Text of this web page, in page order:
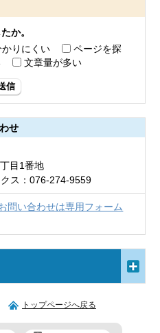
か。
かりにくい
ページを探
文章量が多い
信
せ
目1番地
ス：076-274-9559
問い合わせは専用フォーム
トップページへ戻る